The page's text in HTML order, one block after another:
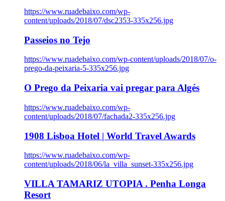
https://www.ruadebaixo.com/wp-
content/uploads/2018/07/dsc2353-335x256.jpg
Passeios no Tejo
https://www.ruadebaixo.com/wp-content/uploads/2018/07/o-
prego-da-peixaria-5-335x256.jpg
O Prego da Peixaria vai pregar para Algés
https://www.ruadebaixo.com/wp-
content/uploads/2018/07/fachada2-335x256.jpg
1908 Lisboa Hotel | World Travel Awards
https://www.ruadebaixo.com/wp-
content/uploads/2018/06/la_villa_sunset-335x256.jpg
VILLA TAMARIZ UTOPIA . Penha Longa
Resort